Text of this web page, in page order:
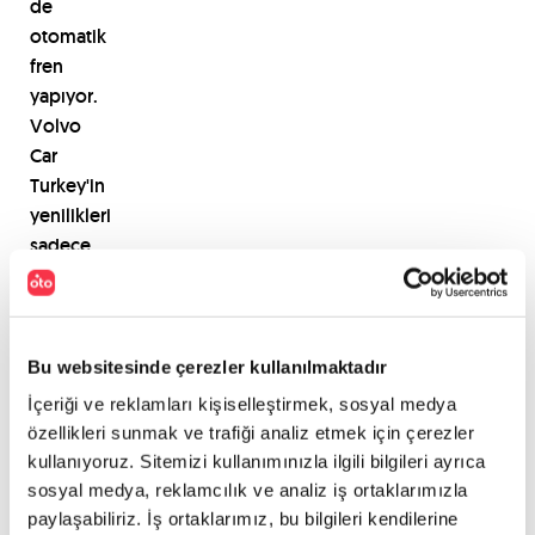
Bu websitesinde çerezler kullanılmaktadır
İçeriği ve reklamları kişiselleştirmek, sosyal medya
özellikleri sunmak ve trafiği analiz etmek için çerezler
kullanıyoruz. Sitemizi kullanımınızla ilgili bilgileri ayrıca
sosyal medya, reklamcılık ve analiz iş ortaklarımızla
paylaşabiliriz. İş ortaklarımız, bu bilgileri kendilerine
de
otomatik
fren
yapıyor.
Volvo
Car
Turkey'in
yenilikleri
sadece
XC90'la
2015
yılında
S60
ve
V60
modellerinin